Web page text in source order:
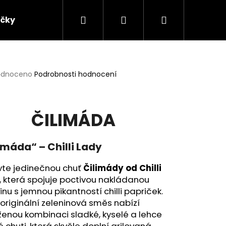
Chilli omáčky Chilli chutney
Hledat PřihlášeníNákupní
Podrobnosti hodnocení
ČILIMÁDA
– Chilli Lady
jedinečnou chuť Čilimády od Chilli
, která spojuje poctivou nakládanou
s jemnou pikantností chilli papriček.
zeleninová směs nabízí
kombinaci sladké, kyselé a lehce